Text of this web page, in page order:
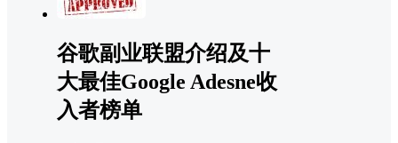
谷歌副业联盟介绍及十
大最佳Google Adesne收
入者榜单